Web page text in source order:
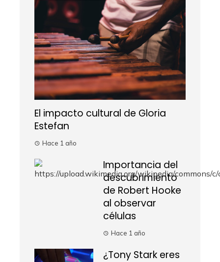
El impacto cultural de Gloria
Estefan
Hace 1 año
Importancia del
descubrimiento
de Robert Hooke
al observar
células
Hace 1 año
¿Tony Stark eres